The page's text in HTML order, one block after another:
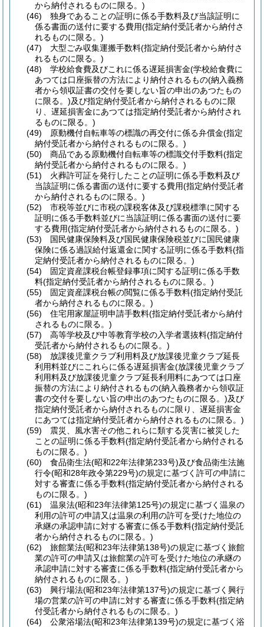
から納付されるものに限る。)
(46)
独身であることの証明に係る手数料及び当該証明に
係る書面の送付に要する費用(指定納付受託者から納付さ
れるものに限る。)
(47)
大型ごみ収集運搬手数料(指定納付受託者から納付さ
れるものに限る。)
(48)
学校給食費及びこれに係る遅延損害金(学校給食費に
あつては口座振替の方法により納付されるもの(納入義務
者から領収証書の交付を要しない旨の申出のあつたもの
に限る。)及び指定納付受託者から納付されるものに限
り、遅延損害金にあつては指定納付受託者から納付され
るものに限る。)
(49)
原動機付自転車等の標識の再交付に係る弁償金(指定
納付受託者から納付されるものに限る。)
(50)
商品である原動機付自転車等の標識交付手数料(指定
納付受託者から納付されるものに限る。)
(51)
火葬許可証を発行したことの証明に係る手数料及び
当該証明に係る書面の送付に要する費用(指定納付受託者
から納付されるものに限る。)
(52)
市税等並びに市税の課税客体及び課税標準に関する
証明に係る手数料並びに当該証明に係る書面の送付に要
する費用(指定納付受託者から納付されるものに限る。)
(53)
国民健康保険料及び国民健康保険税並びに国民健康
保険に係る過誤給付返還金に関する証明に係る手数料(指
定納付受託者から納付されるものに限る。)
(54)
固定資産課税台帳登録事項に関する証明に係る手数
料(指定納付受託者から納付されるものに限る。)
(55)
固定資産課税台帳の閲覧に係る手数料(指定納付受託
者から納付されるものに限る。)
(56)
住宅用家屋証明申請手数料(指定納付受託者から納付
されるものに限る。)
(57)
高等学校及び中等教育学校の入学者選抜料(指定納付
受託者から納付されるものに限る。)
(58)
放課後児童クラブ利用料及び放課後児童クラブ延長
利用料並びにこれらに係る遅延損害金(放課後児童クラブ
利用料及び放課後児童クラブ延長利用料にあつては口座
振替の方法により納付されるもの(納入義務者から領収証
書の交付を要しない旨の申出のあつたものに限る。)及び
指定納付受託者から納付されるものに限り、遅延損害金
にあつては指定納付受託者から納付されるものに限る。)
(59)
震災、風水害その他これらに類する災害に被災した
ことの証明に係る手数料(指定納付受託者から納付される
ものに限る。)
(60)
食品衛生法(昭和22年法律第233号)及び食品衛生法施
行令(昭和28年政令第229号)の規定に基づく許可の申請に
対する審査に係る手数料(指定納付受託者から納付される
ものに限る。)
(61)
温泉法(昭和23年法律第125号)の規定に基づく温泉の
利用の許可の申請又は温泉の利用の許可を受けた地位の
承継の承認申請に対する審査に係る手数料(指定納付受託
者から納付されるものに限る。)
(62)
旅館業法(昭和23年法律第138号)の規定に基づく旅館
業の許可の申請又は旅館業の許可を受けた地位の承継の
承認申請に対する審査に係る手数料(指定納付受託者から
納付されるものに限る。)
(63)
興行場法(昭和23年法律第137号)の規定に基づく興行
場の営業の許可の申請に対する審査に係る手数料(指定納
付受託者から納付されるものに限る。)
(64)
公衆浴場法(昭和23年法律第139号)の規定に基づく浴